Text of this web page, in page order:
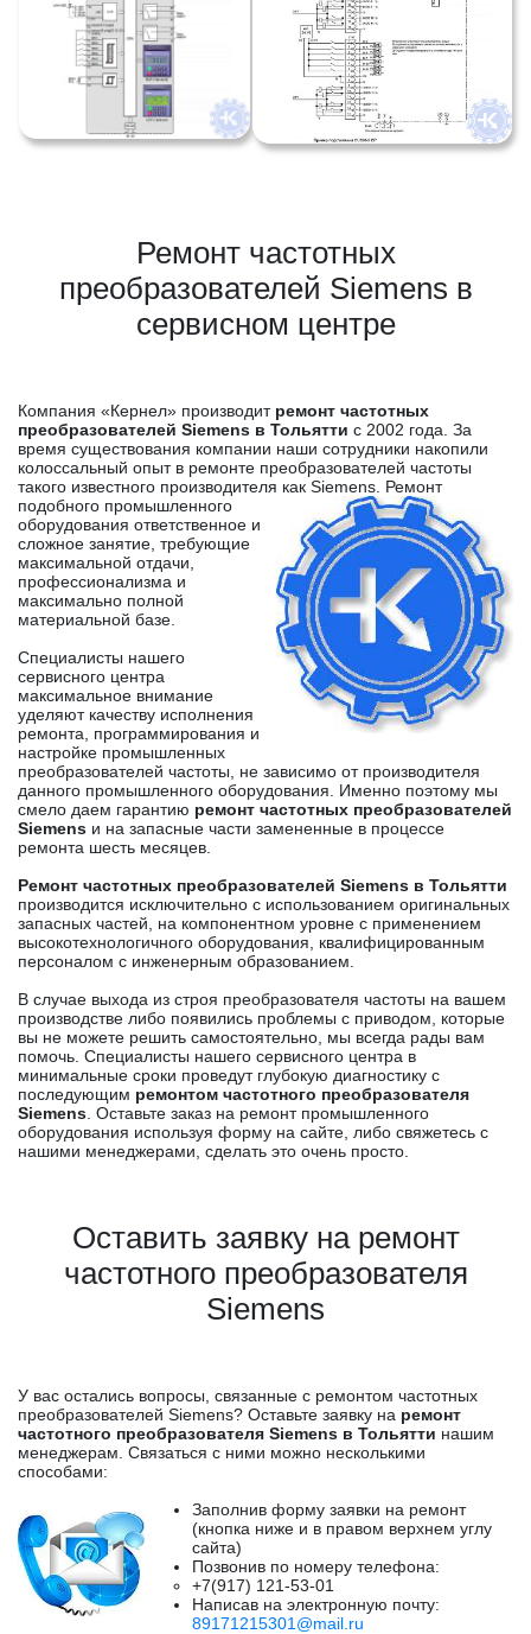
Ремонт частотных
преобразователей Siemens в
сервисном центре
Компания «Кернел» производит ремонт частотных
преобразователей Siemens в Тольятти с 2002 года. За
время существования компании наши сотрудники накопили
колоссальный опыт в ремонте преобразователей частоты
такого известного производителя как Siemens. Ремонт
подобного промышленного
оборудования ответственное и
сложное занятие, требующие
максимальной отдачи,
профессионализма и
максимально полной
материальной базе.
Специалисты нашего
сервисного центра
максимальное внимание
уделяют качеству исполнения
ремонта, программирования и
настройке промышленных
преобразователей частоты, не зависимо от производителя
данного промышленного оборудования. Именно поэтому мы
смело даем гарантию ремонт частотных преобразователей
Siemens и на запасные части замененные в процессе
ремонта шесть месяцев.
Ремонт частотных преобразователей Siemens в Тольятти
производится исключительно с использованием оригинальных
запасных частей, на компонентном уровне с применением
высокотехнологичного оборудования, квалифицированным
персоналом с инженерным образованием.
В случае выхода из строя преобразователя частоты на вашем
производстве либо появились проблемы с приводом, которые
вы не можете решить самостоятельно, мы всегда рады вам
помочь. Специалисты нашего сервисного центра в
минимальные сроки проведут глубокую диагностику с
последующим ремонтом частотного преобразователя
Siemens . Оставьте заказ на ремонт промышленного
оборудования используя форму на сайте, либо свяжетесь с
нашими менеджерами, сделать это очень просто.
Оставить заявку на ремонт
частотного преобразователя
Siemens
У вас остались вопросы, связанные с ремонтом частотных
преобразователей Siemens? Оставьте заявку на ремонт
частотного преобразователя Siemens в Тольятти нашим
менеджерам. Связаться с ними можно несколькими
способами:
Заполнив форму заявки на ремонт
(кнопка ниже и в правом верхнем углу
сайта)
Позвонив по номеру телефона:
+7(917) 121-53-01
Написав на электронную почту:
89171215301@mail.ru